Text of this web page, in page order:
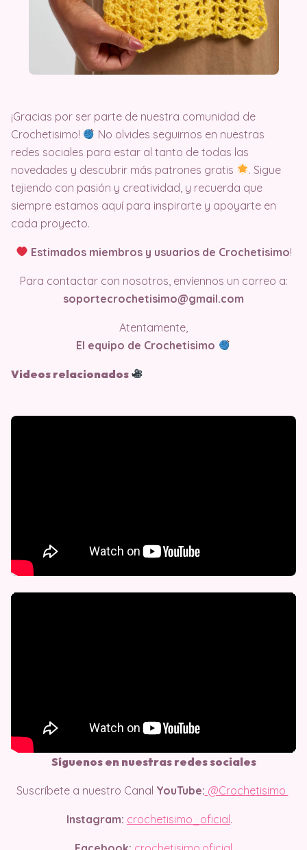
¡Gracias por ser parte de nuestra comunidad de
Crochetisimo!
No olvides seguirnos en nuestras
redes sociales para estar al tanto de todas las
novedades y descubrir más patrones gratis
. Sigue
tejiendo con pasión y creatividad, y recuerda que
siempre estamos aquí para inspirarte y apoyarte en
cada proyecto.
Estimados miembros y usuarios de Crochetisimo!
Para contactar con nosotros, envíennos un correo a:
soportecrochetisimo@gmail.com
Atentamente,
El equipo de Crochetisimo
Videos relacionados
Síguenos en nuestras redes sociales
Suscríbete a nuestro Canal YouTube: @Crochetisimo
Instagram: crochetisimo_oficial.